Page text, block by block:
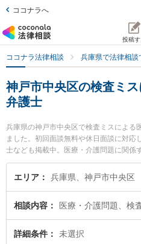
ココナラへ
投稿す
ココナラ法律相談 兵庫県で法律相談
神戸市中央区の検査ミ
弁護士
兵庫県の神戸市中央区で検査ミスによる
ました。初回面談無料や休日面談に対応
士なども掲載中。医療・介護問題に関係
ル、産婦人科の訴訟等の細かな分野での
護士法人セラヴィの崔 舜記弁護士や弁
間に発生した検査ミスによる医療事故の
い』『検査ミスによる医療事故のトラブ
索したい』『初回相談無料で検査ミスに
エリア 兵庫県、神戸市中央区
相談内容 医療・介護問題、検
詳細条件 未選択